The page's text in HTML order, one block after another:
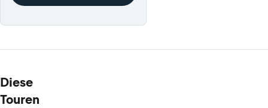
Diese
Touren